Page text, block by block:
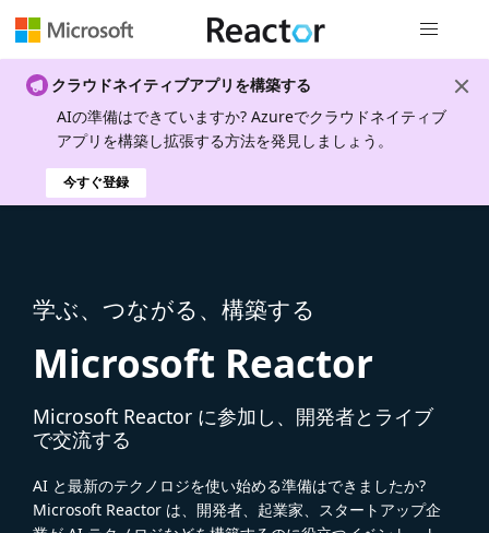
クラウドネイティブアプリを構築する
AIの準備はできていますか? Azureでクラウドネイティブ
アプリを構築し拡張する方法を発見しましょう。
今すぐ登録
学ぶ、つながる、構築する
Microsoft Reactor
Microsoft Reactor に参加し、開発者とライブ
で交流する
AI と最新のテクノロジを使い始める準備はできましたか?
Microsoft Reactor は、開発者、起業家、スタートアップ企